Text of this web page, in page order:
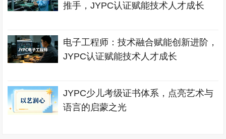
推手，JYPC认证赋能技术人才成长
电子工程师：技术融合赋能创新进阶，
JYPC认证赋能技术人才成长
JYPC少儿考级证书体系，点亮艺术与
语言的启蒙之光